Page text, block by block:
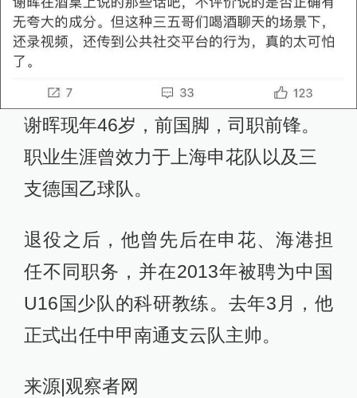
谢晖现年46岁，前国脚，司职前锋。
职业生涯曾效力于上海申花队以及三
支德国乙球队。
退役之后，他曾先后在申花、海港担
任不同职务，并在2013年被聘为中国
U16国少队的科研教练。去年3月，他
正式出任中甲南通支云队主帅。
来源|观察者网